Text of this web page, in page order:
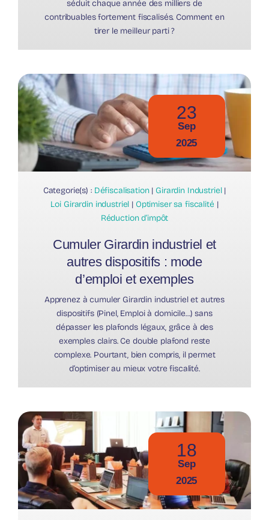
séduit chaque année des milliers de
contribuables fortement fiscalisés. Comment en
tirer le meilleur parti ?
23
Sep
2025
Categorie(s) : Défiscalisation| Girardin Industriel|
Loi Girardin industriel | Optimiser sa fiscalité |
Réduction d’impôt
Cumuler Girardin industriel et
autres dispositifs : mode
d’emploi et exemples
Apprenez à cumuler Girardin industriel et autres
dispositifs (Pinel, Emploi à domicile...) sans
dépasser les plafonds légaux, grâce à des
exemples clairs. Ce double plafond reste
complexe. Pourtant, bien compris, il permet
d’optimiser au mieux votre fiscalité.
18
Sep
2025